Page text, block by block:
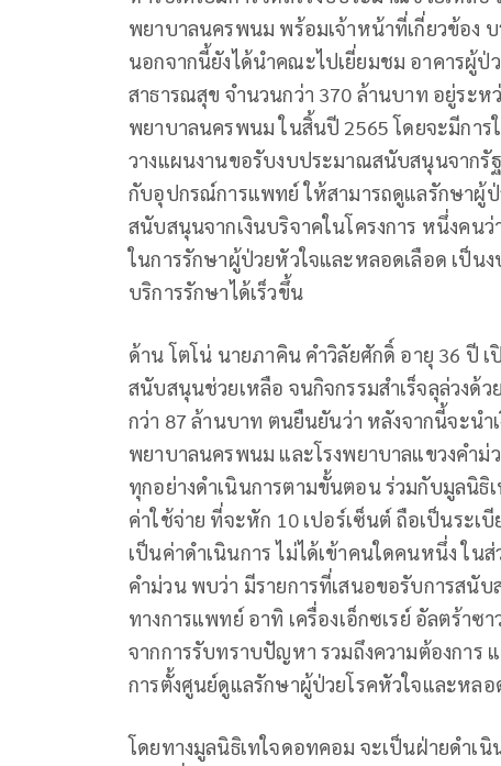
พยาบาลนครพนม พร้อมเจ้าหน้าที่เกี่ยวข้อง
นอกจากนี้ยังได้นำคณะไปเยี่ยมชม อาคารผู้
สาธารณสุข จำนวนกว่า 370 ล้านบาท อยู่ระห
พยาบาลนครพนม ในสิ้นปี 2565 โดยจะมีกา
วางแผนงานขอรับงบประมาณสนับสนุนจากรั
กับอุปกรณ์การแพทย์ ให้สามารถดูแลรักษาผู้
สนับสนุนจากเงินบริจาคในโครงการ หนึ่งค
ในการรักษาผู้ป่วยหัวใจและหลอดเลือด เป็น
บริการรักษาได้เร็วขึ้น
ด้าน โตโน่ นายภาคิน คำวิลัยศักดิ์ อายุ 36 ปี
สนับสนุนช่วยเหลือ จนกิจกรรมสำเร็จลุล่วงด้
กว่า 87 ล้านบาท ตนยืนยันว่า หลังจากนี้จะน
พยาบาลนครพนม และโรงพยาบาลแขวงคำม่
ทุกอย่างดำเนินการตามขั้นตอน ร่วมกับมูลนิธิ
ค่าใช้จ่าย ที่จะหัก 10 เปอร์เซ็นต์ ถือเป็นระเ
เป็นค่าดำเนินการ ไม่ได้เข้าคนใดคนหนึ่ง ใน
คำม่วน พบว่า มีรายการที่เสนอขอรับการสนั
ทางการแพทย์ อาทิ เครื่องเอ็กซเรย์ อัลตร้า
จากการรับทราบปัญหา รวมถึงความต้องการ
การตั้งศูนย์ดูแลรักษาผู้ป่วยโรคหัวใจและหลอ
โดยทางมูลนิธิเทใจดอทคอม จะเป็นฝ่ายดำ